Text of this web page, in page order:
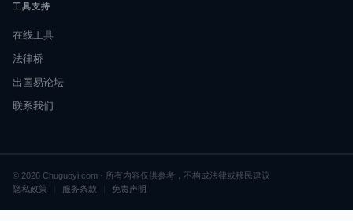
工具支持
在线工具
法律桥
出国易论坛
联系我们
© 2026 Chuguoyi.com · 所有内容仅供参考，不构成法律或移民建议
隐私政策
服务条款 免责声明